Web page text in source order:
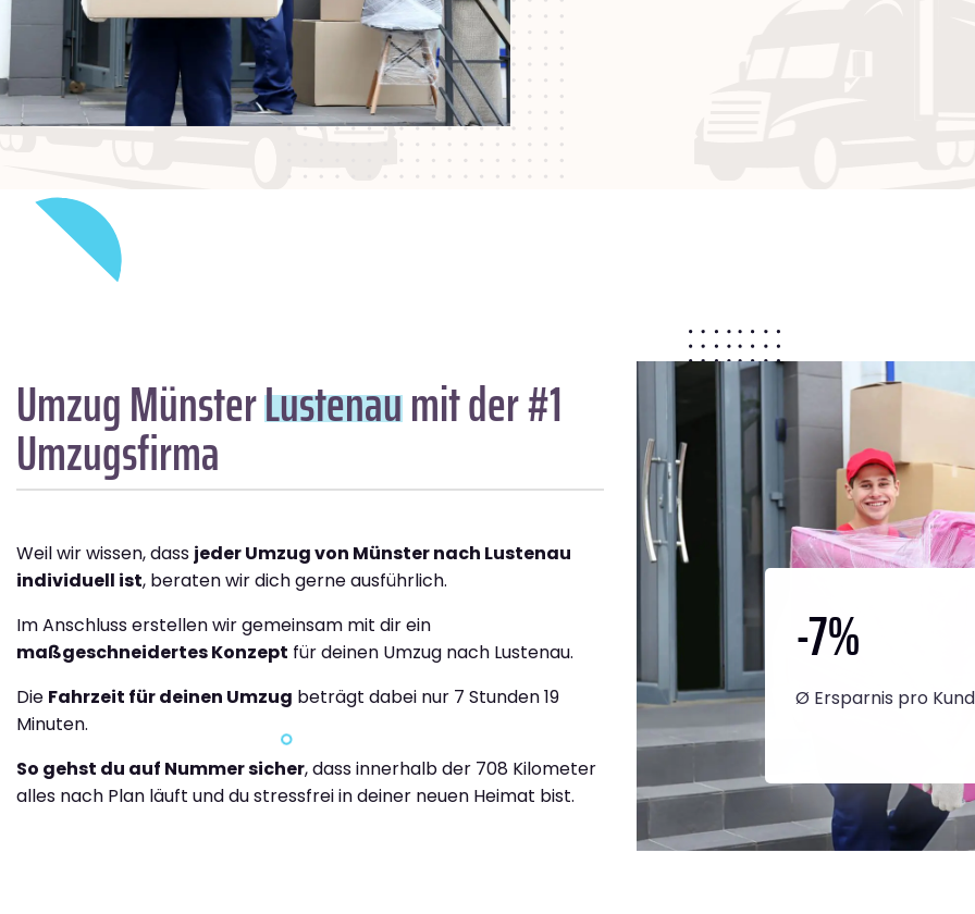
Umzug MünsterLustenaumit der #1
Umzugsfirma
Weil wir wissen, dass jeder Umzug von Münster nach Lustenau
individuell ist, beraten wir dich gerne ausführlich.
Im Anschluss erstellen wir gemeinsam mit dir ein
maßgeschneidertes Konzept für deinen Umzug nach Lustenau.
Die Fahrzeit für deinen Umzug beträgt dabei nur 7 Stunden 19
Minuten.
So gehst du auf Nummer sicher, dass innerhalb der 708 Kilometer
alles nach Plan läuft und du stressfrei in deiner neuen Heimat bist.
-7%
Ø Ersparnis pro